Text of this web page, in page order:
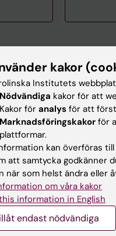
kakor
Institutets
Nödvändiga kakor för att
Kakor för analys för att
Marknadsföringskakor för
plattformar.
kan överföras till
att samtycka godkänner
när som helst ändra eller
om våra kakor
information in English
endast nödvändiga